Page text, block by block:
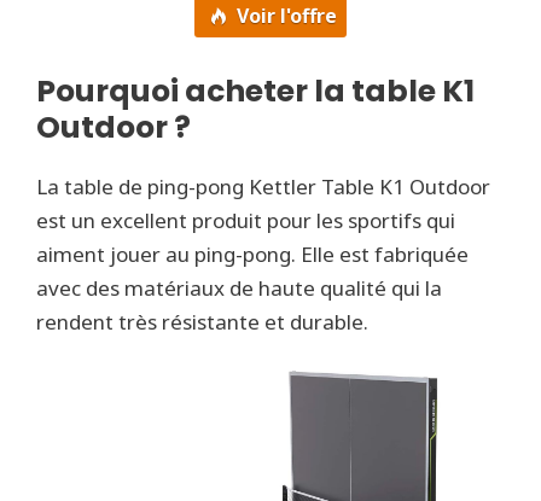
Voir l'offre
Pourquoi acheter la table K1
Outdoor ?
La table de ping-pong Kettler Table K1 Outdoor
est un excellent produit pour les sportifs qui
aiment jouer au ping-pong. Elle est fabriquée
avec des matériaux de haute qualité qui la
rendent très résistante et durable.